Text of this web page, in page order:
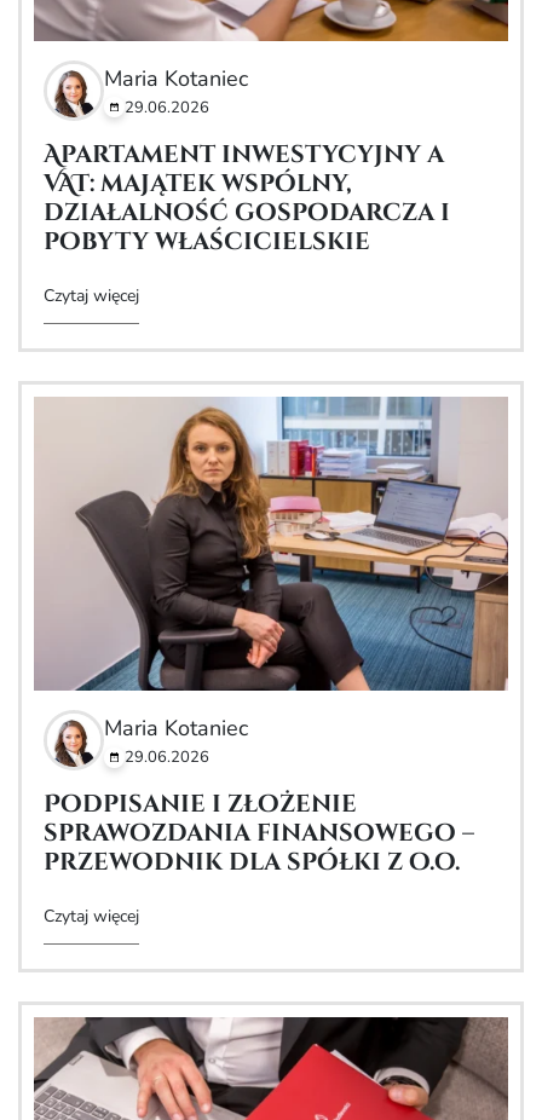
Maria Kotaniec
29.06.2026
Apartament inwestycyjny a
VAT: majątek wspólny,
działalność gospodarcza i
pobyty właścicielskie
Czytaj więcej
Maria Kotaniec
29.06.2026
Podpisanie i złożenie
sprawozdania finansowego –
przewodnik dla spółki z o.o.
Czytaj więcej